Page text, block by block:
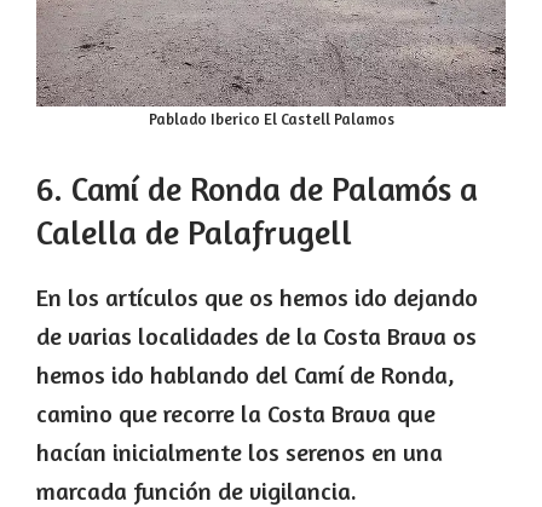
Pablado Iberico El Castell Palamos
6. Camí de Ronda de Palamós a
Calella de Palafrugell
En los artículos que os hemos ido dejando
de varias localidades de la Costa Brava os
hemos ido hablando del Camí de Ronda,
camino que recorre la Costa Brava que
hacían inicialmente los serenos en una
marcada función de vigilancia.